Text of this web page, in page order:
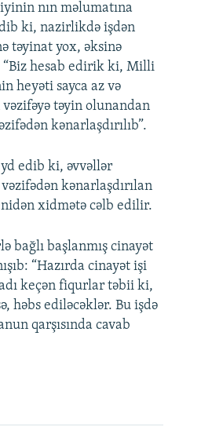
nın məlumatına
ki, nazirlikdə işdən
təyinat yox, əksinə
“Biz hesab edirik ki, Milli
heyəti sayca az və
təyin olunandan
kənarlaşdırılıb”.
edib ki, əvvəllər
kənarlaşdırılan
xidmətə cəlb edilir.
bağlı başlanmış cinayət
“Hazırda cinayət işi
keçən fiqurlar təbii ki,
həbs ediləcəklər. Bu işdə
qarşısında cavab